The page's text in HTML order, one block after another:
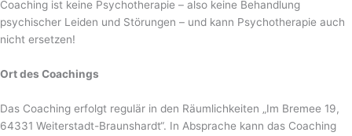
Coaching ist keine Psychotherapie – also keine Behandlung
psychischer Leiden und Störungen – und kann Psychotherapie auch
nicht ersetzen!
Ort des Coachings
Das Coaching erfolgt regulär in den Räumlichkeiten „Im Bremee 19,
64331 Weiterstadt-Braunshardt“. In Absprache kann das Coaching